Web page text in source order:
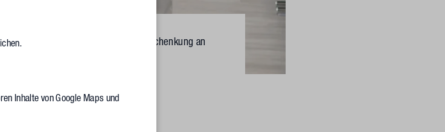
übergibt das Zertifikat zur Kunstschenkung an
bietet im massiv
Inhalte von Google Maps und